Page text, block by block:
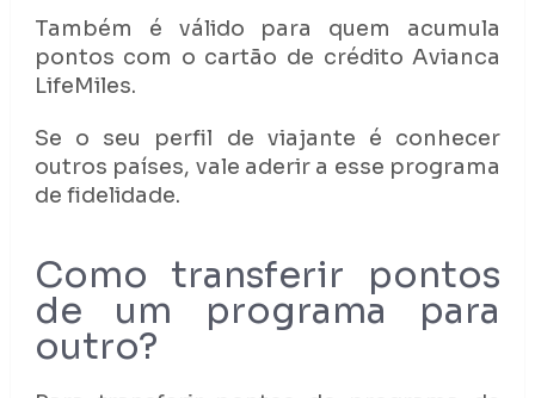
Também é válido para quem acumula
pontos com o cartão de crédito Avianca
LifeMiles.
Se o seu perfil de viajante é conhecer
outros países, vale aderir a esse programa
de fidelidade.
Como transferir pontos
de um programa para
outro?